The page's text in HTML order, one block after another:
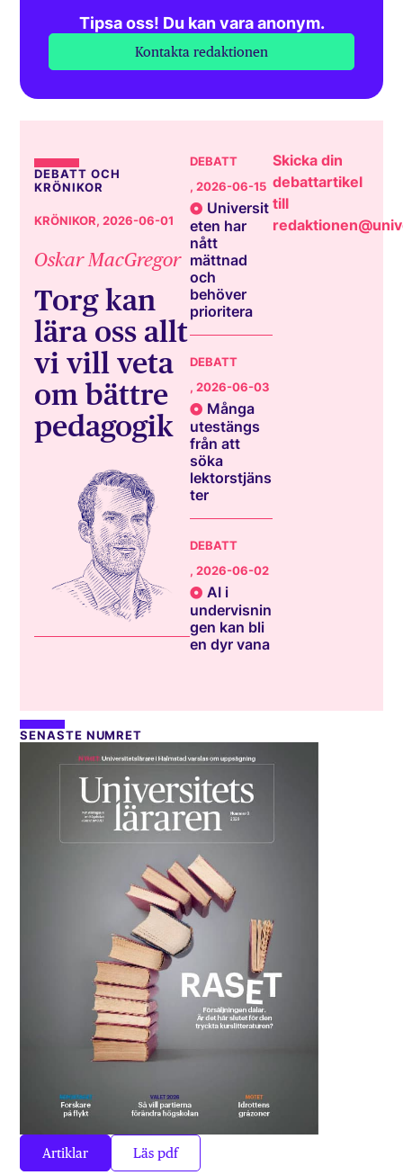
Tipsa oss! Du kan vara anonym.
Kontakta redaktionen
DEBATT OCH
KRÖNIKOR
KRÖNIKOR, 2026-06-01
Oskar MacGregor
Torg kan
lära oss allt
vi vill veta
om bättre
pedagogik
DEBATT
, 2026-06-15
Universit
eten har
nått
mättnad
och
behöver
prioritera
DEBATT
, 2026-06-03
Många
utestängs
från att
söka
lektorstjäns
ter
DEBATT
, 2026-06-02
AI i
undervisnin
gen kan bli
en dyr vana
Skicka din
debattartikel
till
SENASTE NUMRET
Artiklar Läs pdf